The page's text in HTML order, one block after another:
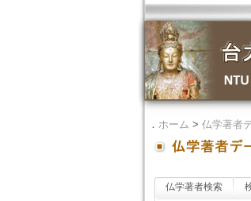
． ホーム > 仏学著者
仏学著者検索